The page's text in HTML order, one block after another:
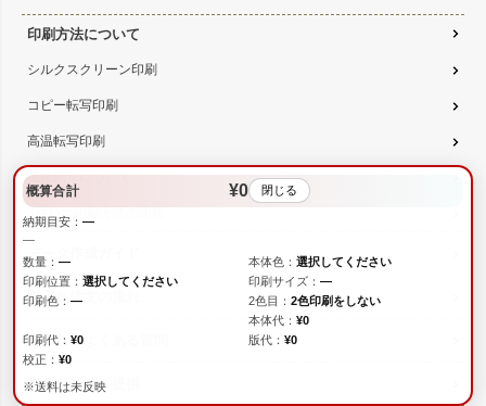
概算合計 ¥0 閉じる
納期目安： —
—
数量： — 本体色： 選択してください
印刷位置： 選択してください 印刷サイズ： —
印刷色： — 2色目： 2色印刷をしない
本体代： ¥0
印刷代： ¥0 版代： ¥0
校正： ¥0
※送料は未反映
印刷方法について
シルクスクリーン印刷
コピー転写印刷
高温転写印刷
機械刷りについて
3種類の印刷方法の比較
データ作成ガイド
名入れ注文の流れ
名入れのよくある質問
無料サンプル提供